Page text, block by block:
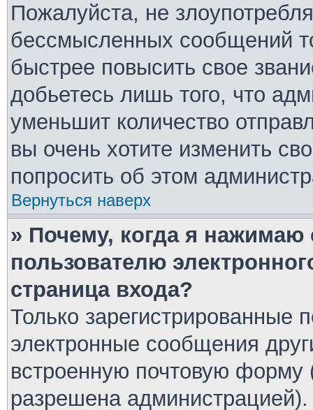
Пожалуйста, не
бессмысленных сообщений
быстрее повысить свое
добьетесь лишь того, что
уменьшит количество
вы очень хотите изменить
попросить об этом
Вернуться наверх
» Почему, когда я нажимаю
пользователю
страница входа?
Только зарегистрированные
электронные сообщения
встроенную почтовую форму
разрешена